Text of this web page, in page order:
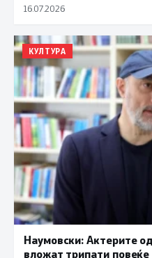
16.07.2026
КУЛТУРА
Наумовски: Актерите
вложат трипати